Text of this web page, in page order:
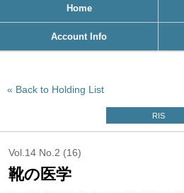
Home
Account Info
Back to Holding List
RIS
Vol.14 No.2 (16)
靴の医学